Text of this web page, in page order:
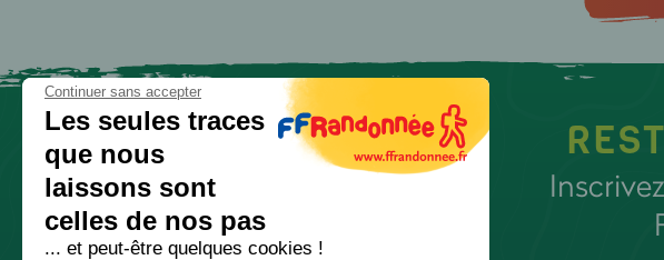
Continuer sans accepter
Les seules traces
que nous
laissons sont
celles de nos pas
... et peut-être quelques cookies !